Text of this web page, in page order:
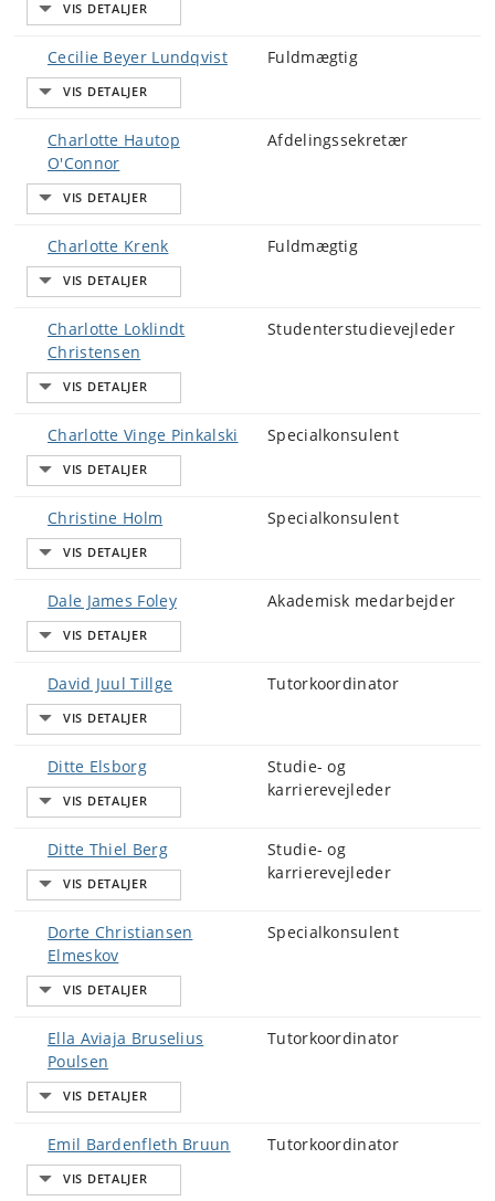
Cecilie Beyer Lundqvist Fuldmægtig
Charlotte Hautop
O'Connor
Afdelingssekretær
Charlotte Krenk Fuldmægtig
Charlotte Loklindt
Christensen
Studenterstudievejleder
Charlotte Vinge Pinkalski Specialkonsulent
Christine Holm Specialkonsulent
Dale James Foley Akademisk medarbejder
David Juul Tillge Tutorkoordinator
Ditte Elsborg
Studie- og
karrierevejleder
Ditte Thiel Berg
Studie- og
karrierevejleder
Dorte Christiansen
Elmeskov
Specialkonsulent
Ella Aviaja Bruselius
Poulsen
Tutorkoordinator
Emil Bardenfleth Bruun Tutorkoordinator